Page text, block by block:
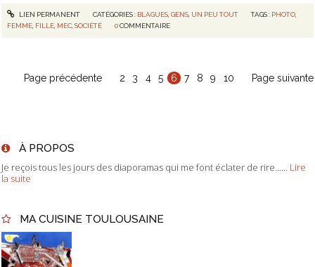
LIEN PERMANENT CATÉGORIES : BLAGUES, GENS, UN PEU TOUT TAGS : PHOTO,
FEMME, FILLE, MEC,SOCIÉTÉ 0 COMMENTAIRE
Page précédente 2 3 4 5 6 7 8 9 10 Page suivante
À PROPOS
Je reçois tous les jours des diaporamas qui me font éclater de rire......
Lire
la suite
MA CUISINE TOULOUSAINE